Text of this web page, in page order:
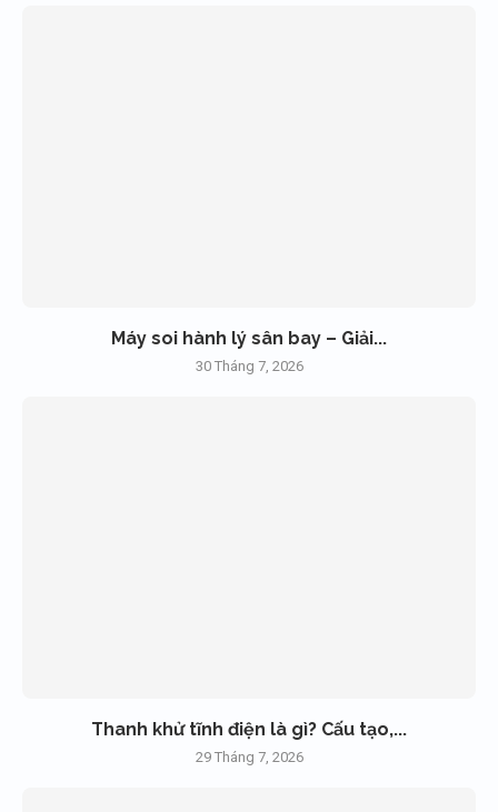
Máy soi hành lý sân bay – Giải...
30 Tháng 7, 2026
Thanh khử tĩnh điện là gì? Cấu tạo,...
29 Tháng 7, 2026